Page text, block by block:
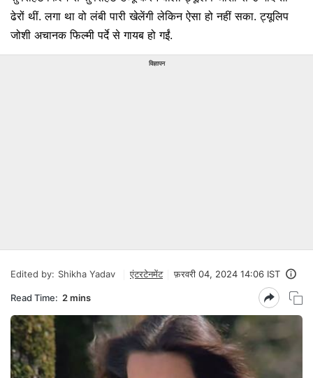
ढेरों थीं. लगा था वो लंबी पारी खेलेंगी लेकिन ऐसा हो नहीं सका. ट्यूलिप
जोशी अचानक फिल्मी पर्दे से गायब हो गईं.
विज्ञापन
Edited by: Shikha Yadav एंटरटेनमेंट फ़रवरी 04, 2024 14:06 IST
Read Time: 2 mins